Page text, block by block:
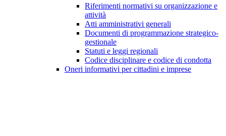
Riferimenti normativi su organizzazione e
attività
Atti amministrativi generali
Documenti di programmazione strategico-
gestionale
Statuti e leggi regionali
Codice disciplinare e codice di condotta
Oneri informativi per cittadini e imprese